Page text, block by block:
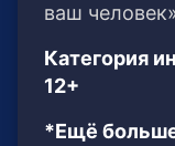
ваш
Категория
12+
*Ещё